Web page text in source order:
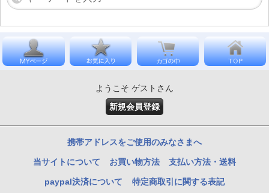
ようこそ ゲストさん
新規会員登録
携帯アドレスをご使用のみなさまへ
当サイトについて お買い物方法 支払い方法・送料
paypal決済について 特定商取引に関する表記